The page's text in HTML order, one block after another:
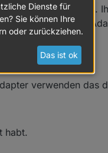
schedule umbauen.
wenn der
verwenden das
habt.
Dienste für
Sie können Ihre
oder zurückziehen.
Das ist ok